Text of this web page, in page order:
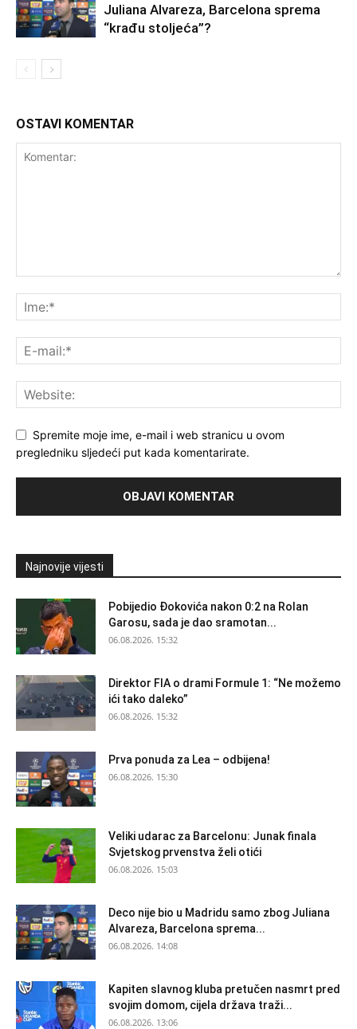
Juliana Alvareza, Barcelona sprema
“krađu stoljeća”?
OSTAVI KOMENTAR
Spremite moje ime, e-mail i web stranicu u ovom
pregledniku sljedeći put kada komentarirate.
Najnovije vijesti
Pobijedio Đokovića nakon 0:2 na Rolan
Garosu, sada je dao sramotan...
06.08.2026. 15:32
Direktor FIA o drami Formule 1: “Ne možemo
ići tako daleko”
06.08.2026. 15:32
Prva ponuda za Lea – odbijena!
06.08.2026. 15:30
Veliki udarac za Barcelonu: Junak finala
Svjetskog prvenstva želi otići
06.08.2026. 15:03
Deco nije bio u Madridu samo zbog Juliana
Alvareza, Barcelona sprema...
06.08.2026. 14:08
Kapiten slavnog kluba pretučen nasmrt pred
svojim domom, cijela država traži...
06.08.2026. 13:06